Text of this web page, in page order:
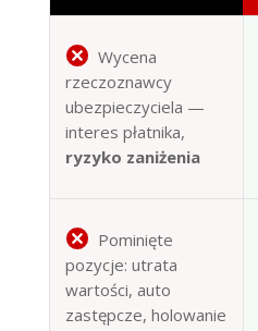
Wycena
rzeczoznawcy
ubezpieczyciela —
interes płatnika,
ryzyko zaniżenia
Pominięte
pozycje: utrata
wartości, auto
zastępcze, holowanie